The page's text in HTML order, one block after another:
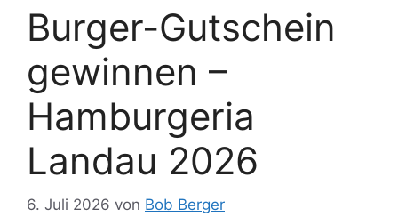
Burger-Gutschein
gewinnen –
Hamburgeria
Landau 2026
6. Juli 2026 von Bob Berger